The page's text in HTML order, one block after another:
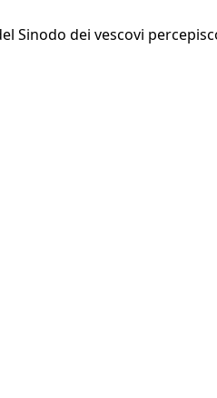
Sinodo dei vescovi